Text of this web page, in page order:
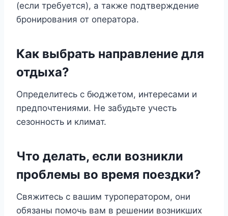
(если требуется), а также подтверждение
бронирования от оператора.
Как выбрать направление для
отдыха?
Определитесь с бюджетом, интересами и
предпочтениями. Не забудьте учесть
сезонность и климат.
Что делать, если возникли
проблемы во время поездки?
Свяжитесь с вашим туроператором, они
обязаны помочь вам в решении возникших